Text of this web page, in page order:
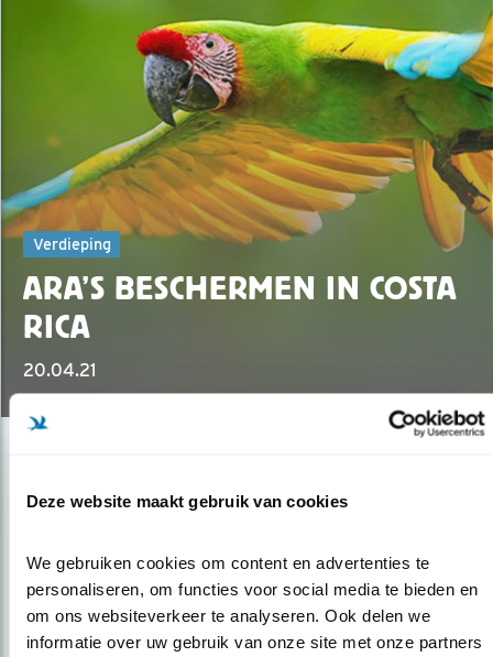
Deze website maakt gebruik van cookies
We gebruiken cookies om content en advertenties te
personaliseren, om functies voor social media te bieden en
om ons websiteverkeer te analyseren. Ook delen we
informatie over uw gebruik van onze site met onze partners
Verdieping
ARA’S BESCHERMEN IN COSTA
RICA
20.04.21
Op de hoogte blijven?